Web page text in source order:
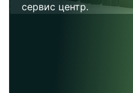
сервис центр.